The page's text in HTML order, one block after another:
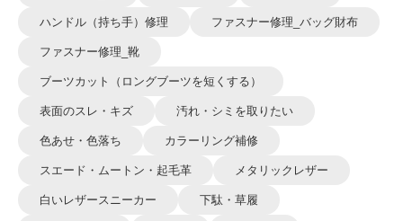
ハンドル（持ち手）修理 ファスナー修理_バッグ財布
ファスナー修理_靴
ブーツカット（ロングブーツを短くする）
表面のスレ・キズ 汚れ・シミを取りたい
色あせ・色落ち カラーリング補修
スエード・ムートン・起毛革 メタリックレザー
白いレザースニーカー 下駄・草履